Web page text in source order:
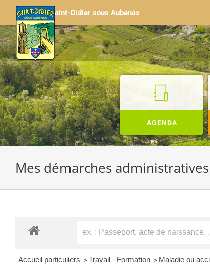
Passer
contenu
Saint-Didier sous Aubenas
AGENDA
Mes démarches administratives
Accueil particuliers > Travail - Formation > Maladie ou